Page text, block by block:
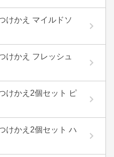
けかえ マイルドソ
けかえ フレッシュ
けかえ2個セット ピ
けかえ2個セット ハ